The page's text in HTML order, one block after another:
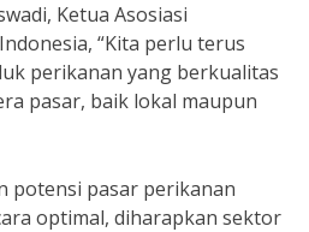
Ketua Asosiasi
“Kita perlu terus
perikanan yang berkualitas
pasar, baik lokal maupun
potensi pasar perikanan
optimal, diharapkan sektor